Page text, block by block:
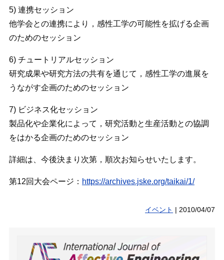
5) 連携セッション
他学会との連携により，感性工学の可能性を拡げる企画
のためのセッション
6) チュートリアルセッション
研究成果や研究方法の共有を通じて，感性工学の進展を
うながす企画のためのセッション
7) ビジネス化セッション
製品化や企業化によって，研究活動と生産活動との協調
をはかる企画のためのセッション
詳細は、今後決まり次第，順次お知らせいたします。
第12回大会ページ： https://archives.jske.org/taikai/1/
イベント |2010/04/07